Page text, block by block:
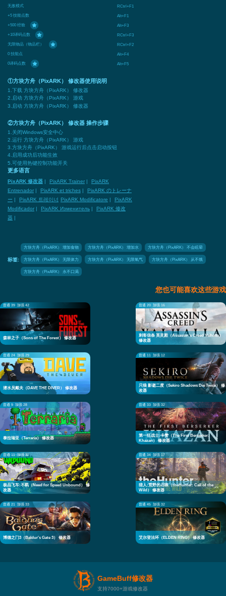
无敌模式
RCtrl+F1
+5 技能点数
Alt+F1
+500 经验
Alt+F3
+10译码点数
RCtrl+F3
无限物品（物品栏）
RCtrl+F2
0 技能点
Alt+F4
0译码点数
Alt+F5
①方块方舟（PixARK） 修改器使用说明
1.下载 方块方舟（PixARK） 修改器
2.启动 方块方舟（PixARK） 游戏
3.启动 方块方舟（PixARK） 修改器
②方块方舟（PixARK） 修改器 操作步骤
1.关闭Windows安全中心
2.运行 方块方舟（PixARK） 游戏
3.方块方舟（PixARK） 游戏运行后点击启动按钮
4.启用成功后功能生效
5.可使用热键控制功能开关
更多语言
PixARK 修改器 | PixARK Trainer |
PixARK
Entrenador | PixARK et triches |
PixARK のトレーナ
ー | PixARK 트레이너 PixARK Modificatore |
PixARK
Modificador | PixARK Изменитель |
PixARK 修改
器 |
标签:
方块方舟（PixARK） 增加食物 方块方舟（PixARK） 增加水 方块方舟（PixARK） 不会眩晕
方块方舟（PixARK） 无限体力 方块方舟（PixARK） 无限氧气 方块方舟（PixARK） 从不饿
方块方舟（PixARK） 永不口渴
您也可能喜欢这些游戏
普通 39 加强 42
森林之子（Sons of The Forest） 修改器
普通 20 加强 16
刺客信条 英灵殿（Assassin's Creed Valhalla）
修改器
普通 24 加强 29
潜水员戴夫（DAVE THE DIVER） 修改器
普通 11 加强 12
只狼 影逝二度（Sekiro Shadows Die Twice） 修
改器
普通 9 加强 28
泰拉瑞亚（Terraria） 修改器
普通 33 加强 32
第一狂战士:卡赞（The First Berserker:
Khazan） 修改器
普通 11 加强 32
极品飞车:不羁（Need for Speed Unbound） 修
改器
普通 34 加强 17
猎人:荒野的召唤（theHunter: Call of the
Wild） 修改器
普通 21 加强 33
博德之门3（Baldur's Gate 3） 修改器
普通 45 加强 32
艾尔登法环（ELDEN RING） 修改器
GameBuff修改器
支持7000+游戏修改器